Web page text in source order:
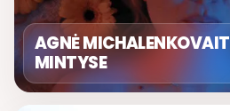
AGNĖ
MINTYSE